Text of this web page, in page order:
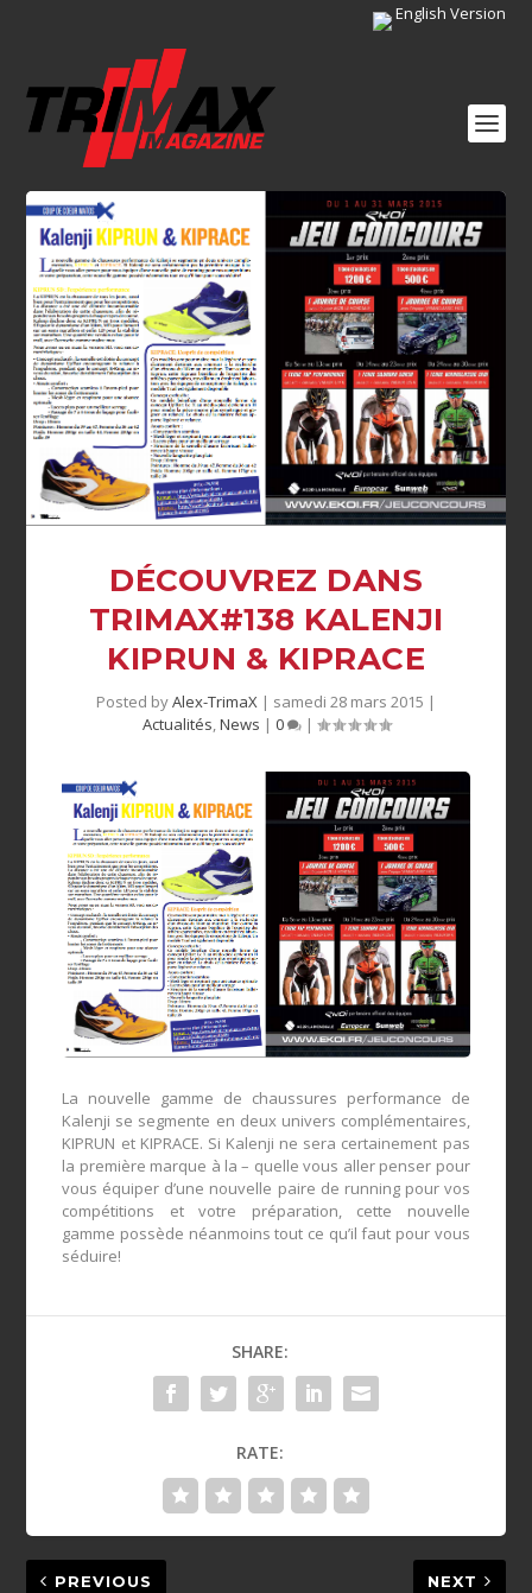
English Version
DÉCOUVREZ DANS
TRIMAX#138 KALENJI
KIPRUN & KIPRACE
Posted byAlex-TrimaX | samedi 28 mars 2015 |
Actualités,News | 0 |
La nouvelle gamme de chaussures performance de
Kalenji se segmente en deux univers complémentaires,
KIPRUN et KIPRACE. Si Kalenji ne sera certainement pas
la première marque à la – quelle vous aller penser pour
vous équiper d’une nouvelle paire de running pour vos
compétitions et votre préparation, cette nouvelle
gamme possède néanmoins tout ce qu’il faut pour vous
séduire!
SHARE:
RATE:
PREVIOUS NEXT